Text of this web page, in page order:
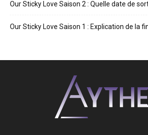
Our Sticky Love Saison 2 : Quelle date de
Our Sticky Love Saison 1 : Explication de la